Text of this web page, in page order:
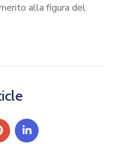
alla figura del